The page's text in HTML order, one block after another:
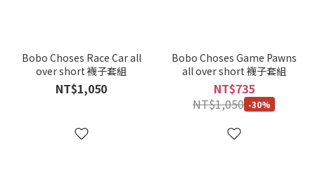
Bobo Choses Race Car all
over short 襪子套組
NT$1,050
Bobo Choses Game Pawns
all over short 襪子套組
NT$735
NT$1,050 -30%